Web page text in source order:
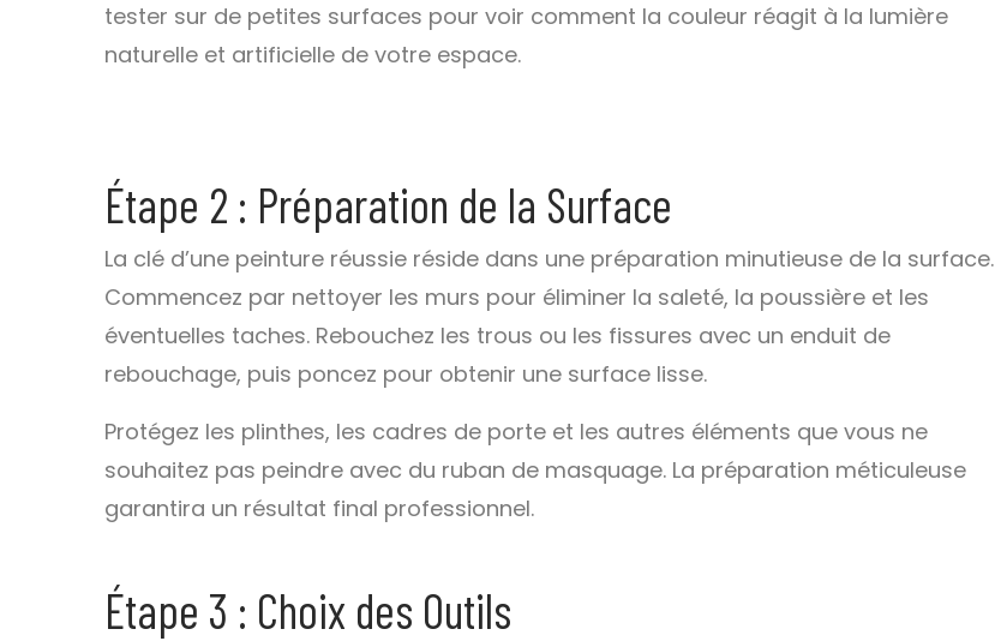
tester sur de petites surfaces pour voir comment la couleur réagit à la lumière
naturelle et artificielle de votre espace.
Étape 2 : Préparation de la Surface
La clé d’une peinture réussie réside dans une préparation minutieuse de la surface.
Commencez par nettoyer les murs pour éliminer la saleté, la poussière et les
éventuelles taches. Rebouchez les trous ou les fissures avec un enduit de
rebouchage, puis poncez pour obtenir une surface lisse.
Protégez les plinthes, les cadres de porte et les autres éléments que vous ne
souhaitez pas peindre avec du ruban de masquage. La préparation méticuleuse
garantira un résultat final professionnel.
Étape 3 : Choix des Outils